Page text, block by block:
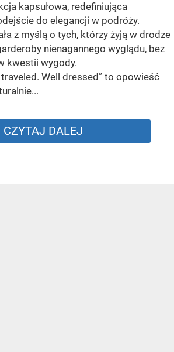
kapsułowa, redefiniująca
do elegancji w podróży.
z myślą o tych, którzy żyją w drodze
nienagannego wyglądu, bez
kwestii wygody.
traveled. Well dressed” to opowieść
CZYTAJ DALEJ